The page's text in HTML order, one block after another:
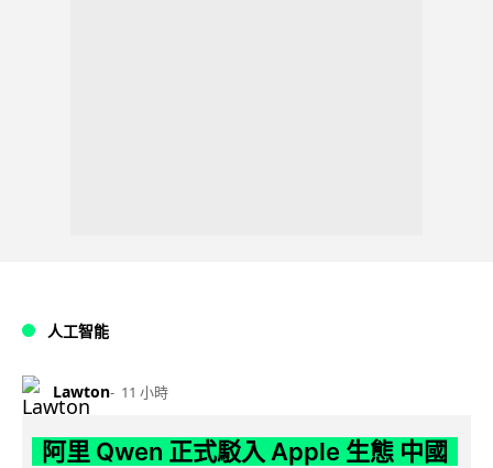
人工智能
Lawton 11 小時
阿里 Qwen 正式駁入 Apple 生態 中國